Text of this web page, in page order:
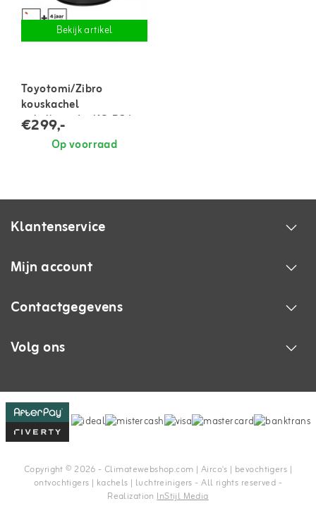
Bekijk artikel
Toyotomi/Zibro
kouskachel
enkelbrander KS-R26
(tot 95 m³)
€299,-
Op voorraad
Klantenservice
Mijn account
Contactgegevens
Volg ons
Copyright © 2026 - Climatewebshop.com | Airco's | bevochtigers |
ontvochtigers | kachels | luchtreinigers - All rights reserved -
RealizationInStijl Media